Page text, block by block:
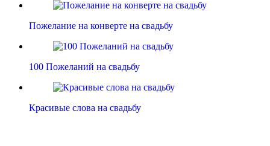
Пожелание на конверте на свадьбу
100 Пожеланий на свадьбу
Красивые слова на свадьбу